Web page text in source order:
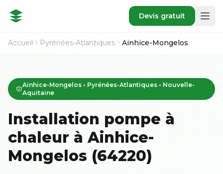
Devis gratuit
Accueil Pyrénées-Atlantiques Ainhice-Mongelos
Ainhice-Mongelos • Pyrénées-Atlantiques • Nouvelle-
Aquitaine
Installation pompe à
chaleur à Ainhice-
Mongelos (64220)